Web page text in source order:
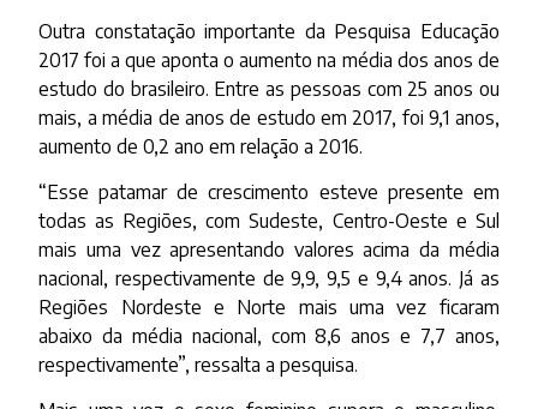
Outra constatação importante da Pesquisa Educação
2017 foi a que aponta o aumento na média dos anos de
estudo do brasileiro. Entre as pessoas com 25 anos ou
mais, a média de anos de estudo em 2017, foi 9,1 anos,
aumento de 0,2 ano em relação a 2016.
“Esse patamar de crescimento esteve presente em
todas as Regiões, com Sudeste, Centro-Oeste e Sul
mais uma vez apresentando valores acima da média
nacional, respectivamente de 9,9, 9,5 e 9,4 anos. Já as
Regiões Nordeste e Norte mais uma vez ficaram
abaixo da média nacional, com 8,6 anos e 7,7 anos,
respectivamente”, ressalta a pesquisa.